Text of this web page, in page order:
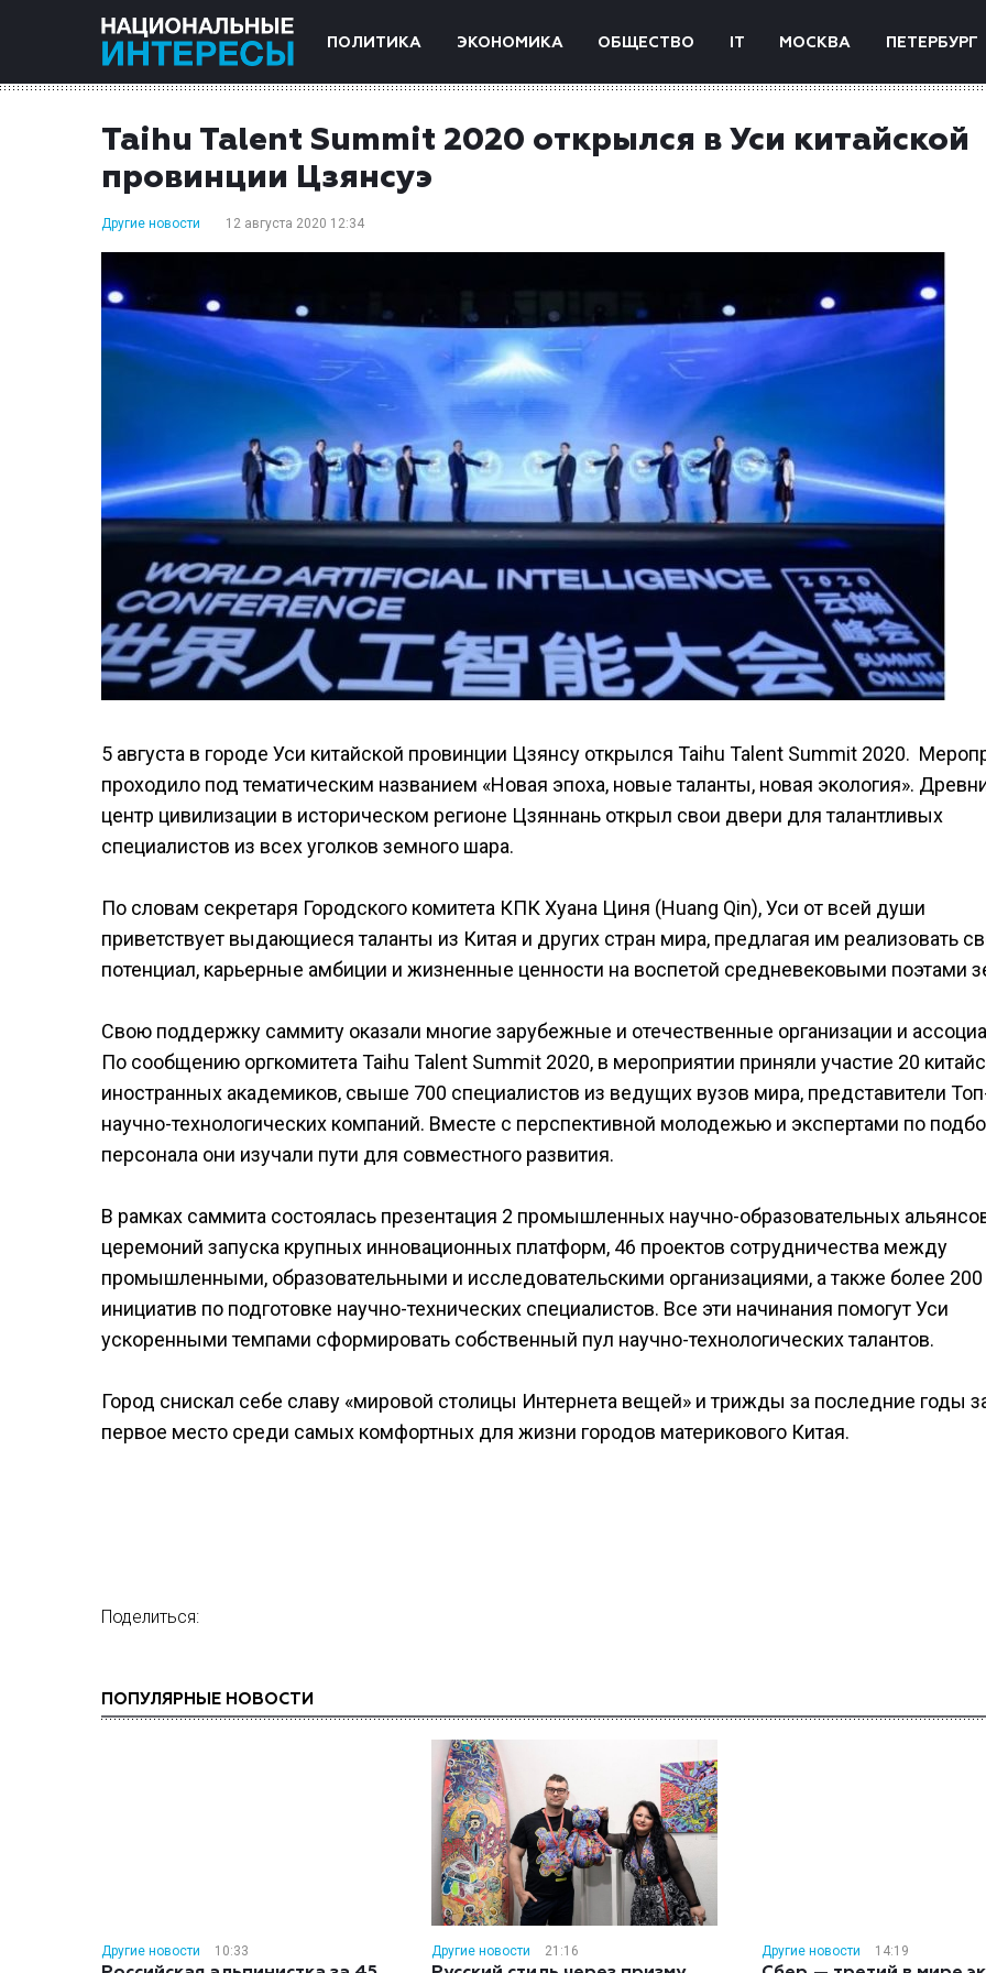
ПОЛИТИКА ЭКОНОМИКА ОБЩЕСТВО IT МОСКВА ПЕТЕРБУРГ
Taihu Talent Summit 2020 открылся в Уси китайской
провинции Цзянсуэ
Другие новости 12 августа 2020 12:34
5 августа в городе Уси китайской провинции Цзянсу открылся Taihu Talent Summit 2020.
проходило под тематическим названием «Новая эпоха, новые таланты, новая экология».
центр цивилизации в историческом регионе Цзяннань открыл свои двери для талантливых
специалистов из всех уголков земного шара.
По словам секретаря Городского комитета КПК Хуана Циня (Huang Qin), Уси от всей души
приветствует выдающиеся таланты из Китая и других стран мира, предлагая им реализовать
потенциал, карьерные амбиции и жизненные ценности на воспетой средневековыми поэтами
Свою поддержку саммиту оказали многие зарубежные и отечественные организации и
По сообщению оргкомитета Taihu Talent Summit 2020, в мероприятии приняли участие 20
иностранных академиков, свыше 700 специалистов из ведущих вузов мира, представители
научно-технологических компаний. Вместе с перспективной молодежью и экспертами по
персонала они изучали пути для совместного развития.
В рамках саммита состоялась презентация 2 промышленных научно-образовательных
церемоний запуска крупных инновационных платформ, 46 проектов сотрудничества между
промышленными, образовательными и исследовательскими организациями, а также более 200
инициатив по подготовке научно-технических специалистов. Все эти начинания помогут Уси
ускоренными темпами сформировать собственный пул научно-технологических талантов.
Город снискал себе славу «мировой столицы Интернета вещей» и трижды за последние годы
первое место среди самых комфортных для жизни городов материкового Китая.
Поделиться:
ПОПУЛЯРНЫЕ НОВОСТИ
Другие новости 10:33 Другие новости 21:16 Другие новости 14:19